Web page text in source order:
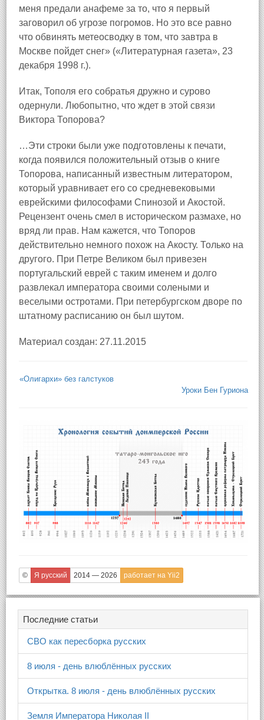
меня предали анафеме за то, что я первый
заговорил об угрозе погромов. Но это все равно
что обвинять метеосводку в том, что завтра в
Москве пойдет снег» («Литературная газета», 23
декабря 1998 г.).
Итак, Тополя его собратья дружно и сурово
одернули. Любопытно, что ждет в этой связи
Виктора Топорова?
…Эти строки были уже подготовлены к печати,
когда появился положительный отзыв о книге
Топорова, написанный известным литератором,
который уравнивает его со средневековыми
еврейскими философами Спинозой и Акостой.
Рецензент очень смел в историческом размахе, но
вряд ли прав. Нам кажется, что Топоров
действительно немного похож на Акосту. Только на
другого. При Петре Великом был привезен
португальский еврей с таким именем и долго
развлекал императора своими солеными и
веселыми остротами. При петербургском дворе по
штатному расписанию он был шутом.
Материал создан: 27.11.2015
«Олигархи» без галстуков
Уроки Бен Гуриона
© Я русский 2014 — 2026 работает на Yii2
Последние статьи
СВО как пересборка русских
8 июля - день влюблённых русских
Открытка. 8 июля - день влюблённых русских
Земля Императора Николая II